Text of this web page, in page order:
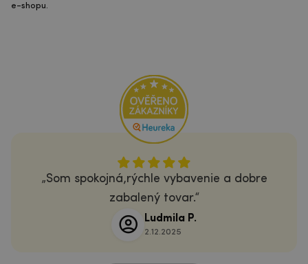
e-shopu.
Som spokojná,rýchle vybavenie a dobre
zabalený tovar.
Ludmila P.
2.12.2025